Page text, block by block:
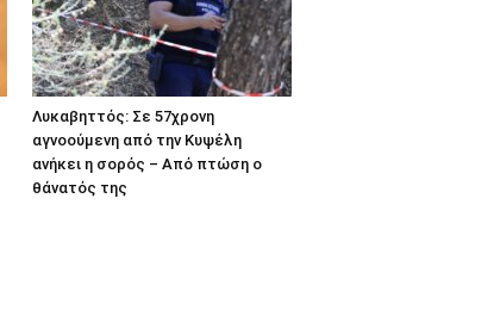
Λυκαβηττός: Σε 57χρονη
αγνοούμενη από την Κυψέλη
ανήκει η σορός – Από πτώση ο
θάνατός της